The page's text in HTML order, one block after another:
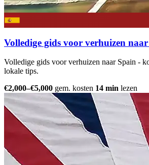
Volledige gids voor verhuizen
Volledige gids voor verhuizen naar Spain -
lokale tips.
€2,000–€5,000 gem. kosten 14 min lezen